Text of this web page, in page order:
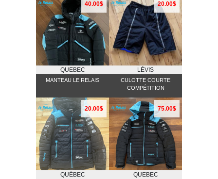
40.00$
QUEBEC
MANTEAU LE RELAIS
20.00$
LÉVIS
CULOTTE COURTE
COMPÉTITION
20.00$
QUÉBEC
75.00$
QUEBEC